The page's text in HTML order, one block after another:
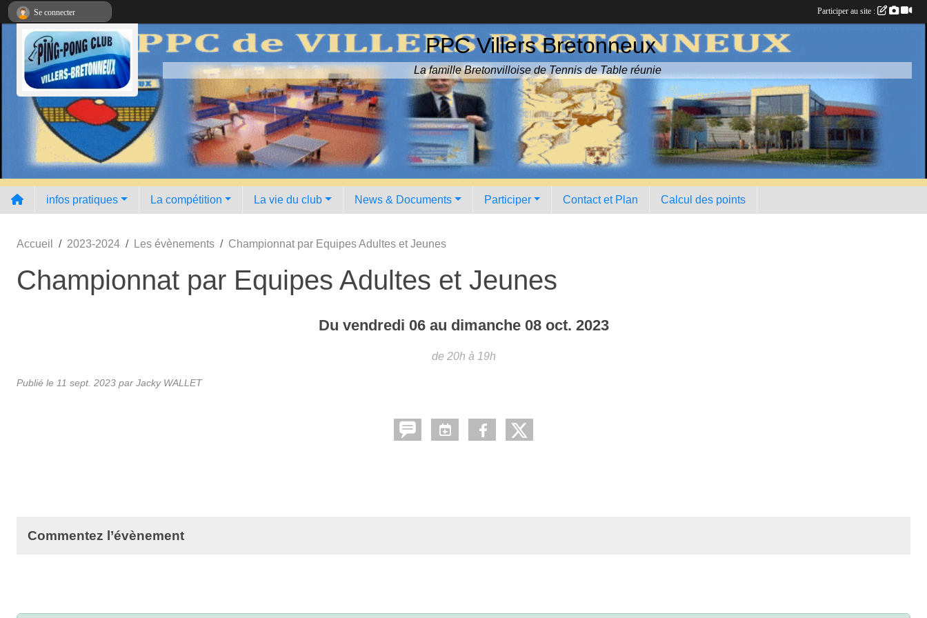
PPC Villers Bretonneux
La famille Bretonvilloise de Tennis de Table réunie
infos pratiques La compétition La vie du club News & Documents Participer Contact et Plan Calcul des points
Accueil 2023-2024 Les évènements Championnat par Equipes Adultes et Jeunes
Championnat par Equipes Adultes et Jeunes
Du vendredi 06au dimanche 08 oct. 2023
de 20h à 19h
Publié le 11 sept. 2023 par Jacky WALLET
Commentez l’évènement
Se connecter Participer au site :
Panneau de gestion des cookies